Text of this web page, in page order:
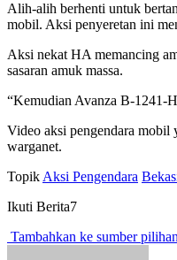
Alih-alih berhenti untuk
mobil. Aksi penyeretan ini
Aksi nekat HA memancing
sasaran amuk massa.
“Kemudian Avanza B-1241-
Video aksi pengendara mobil
warganet.
TopikAksi Pengendara
Ikuti Berita7
Tambahkan ke sumber